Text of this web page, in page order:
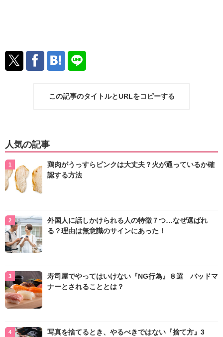
この記事のタイトルとURLをコピーする
人気の記事
鶏肉がうっすらピンクは大丈夫？火が通っているか確
認する方法
外国人に話しかけられる人の特徴７つ…なぜ選ばれ
る？理由は無意識のサインにあった！
寿司屋でやってはいけない『NG行為』８選 バッドマ
ナーとされることとは？
写真を捨てるとき、やるべきではない『捨て方』3